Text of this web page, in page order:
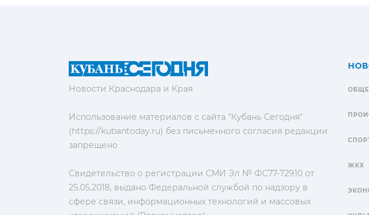
Новости Краснодара и Края
Использование материалов с сайта "Кубань Сегодня"
(https://kubantoday.ru) без письменного согласия редакции
запрещено
Свидетельство о регистрации СМИ Эл № ФС77-72910 от
25.05.2018, выдано Федеральной службой по надзору в
сфере связи, информационных технологий и массовых
ЖКХ